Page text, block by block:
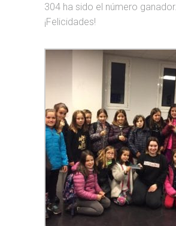
304 ha sido el número ganador.
¡Felicidades!